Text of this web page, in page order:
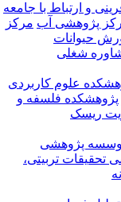
و ارتباط با جامعه
پژوهشی آب مرکز
حیوانات
شغلی
علوم کاربردی
فلسفه و
ریسک
پژوهشی
تربیتی،